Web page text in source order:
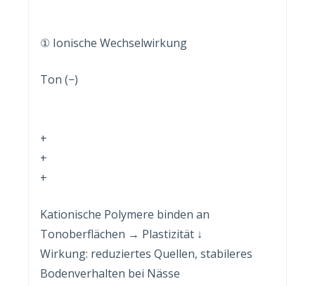
① Ionische Wechselwirkung
Ton (−)
+
+
+
Kationische Polymere binden an
Tonoberflächen → Plastizität ↓
Wirkung: reduziertes Quellen, stabileres
Bodenverhalten bei Nässe